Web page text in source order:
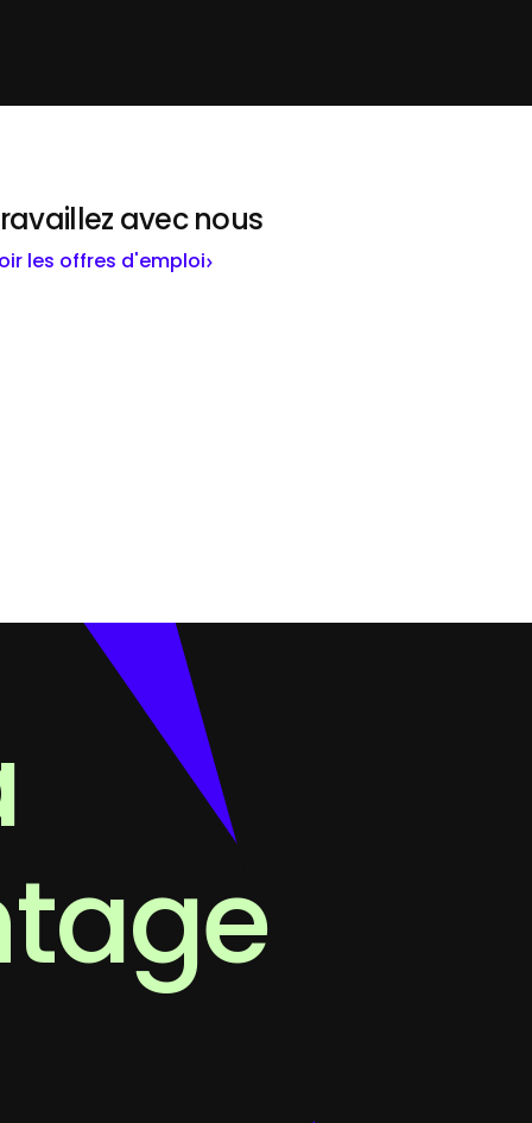
avec nous
les offres d'emploi